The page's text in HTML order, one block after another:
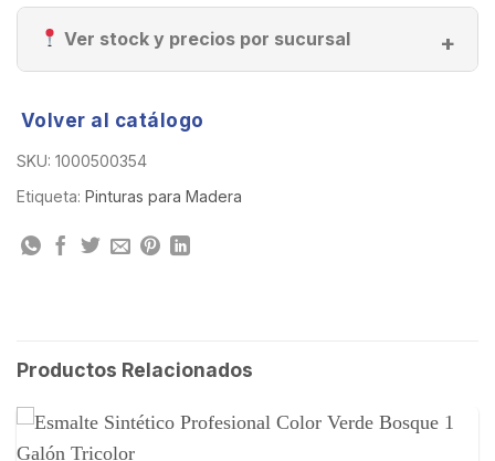
Ver stock y precios por sucursal
Volver al catálogo
SKU: 1000500354
Etiqueta: Pinturas para Madera
Productos Relacionados